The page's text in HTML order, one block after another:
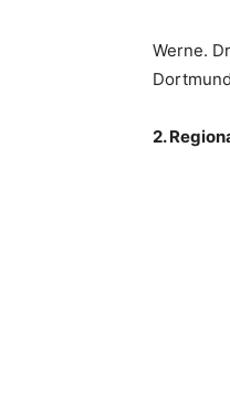
Werne.
2.